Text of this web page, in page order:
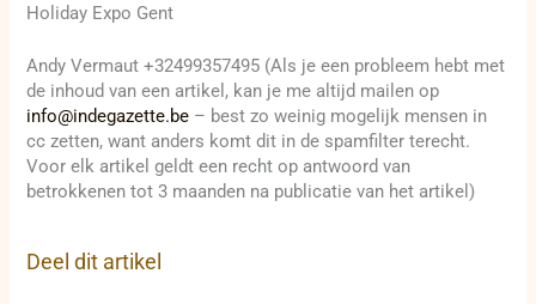
Holiday Expo Gent
Andy Vermaut +32499357495 (Als je een probleem hebt met
de inhoud van een artikel, kan je me altijd mailen op
info@indegazette.be – best zo weinig mogelijk mensen in
cc zetten, want anders komt dit in de spamfilter terecht.
Voor elk artikel geldt een recht op antwoord van
betrokkenen tot 3 maanden na publicatie van het artikel)
Deel dit artikel